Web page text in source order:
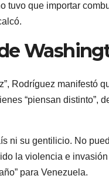
tuvo que importar
Rodríguez manifestó
“piensan distinto”,
ni su gentilicio. No
la violencia e
para Venezuela.